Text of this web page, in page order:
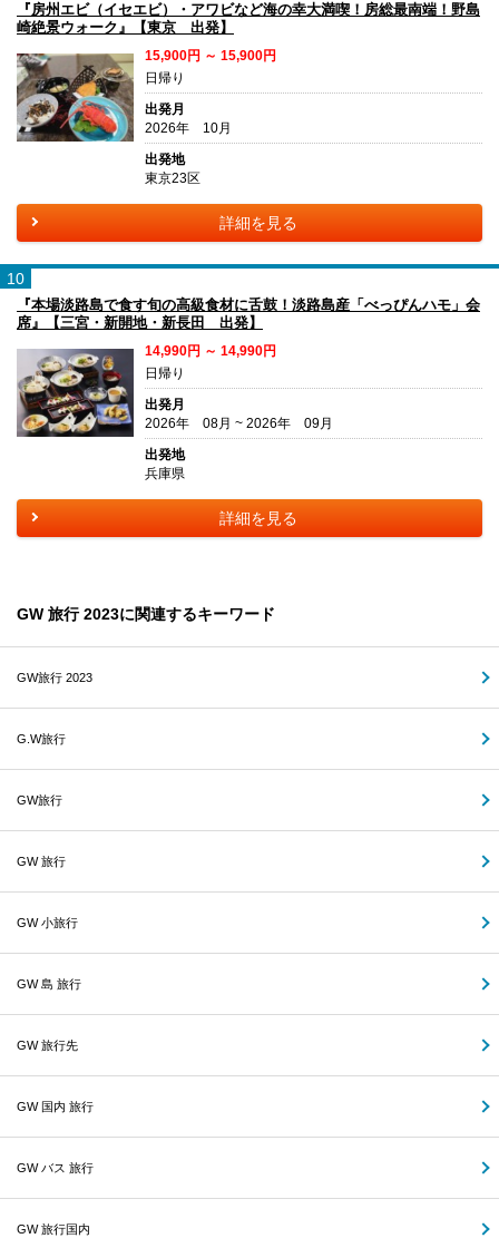
『房州エビ（イセエビ）・アワビなど海の幸大満喫！房総最南端！野島
崎絶景ウォーク』【東京 出発】
15,900円 ～ 15,900円
日帰り
出発月
2026年 10月
出発地
東京23区
詳細を見る
10
『本場淡路島で食す旬の高級食材に舌鼓！淡路島産「べっぴんハモ」会
席』【三宮・新開地・新長田 出発】
14,990円 ～ 14,990円
日帰り
出発月
2026年 08月 ~ 2026年 09月
出発地
兵庫県
詳細を見る
GW 旅行 2023に関連するキーワード
GW旅行 2023
G.W旅行
GW旅行
GW 旅行
GW 小旅行
GW 島 旅行
GW 旅行先
GW 国内 旅行
GW バス 旅行
GW 旅行国内